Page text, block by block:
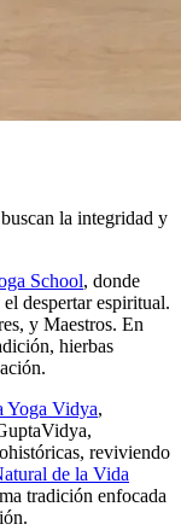
la integridad y
School, donde
despertar espiritual.
y Maestros. En
hierbas
Yoga Vidya,
reviviendo
de la Vida
tradición enfocada